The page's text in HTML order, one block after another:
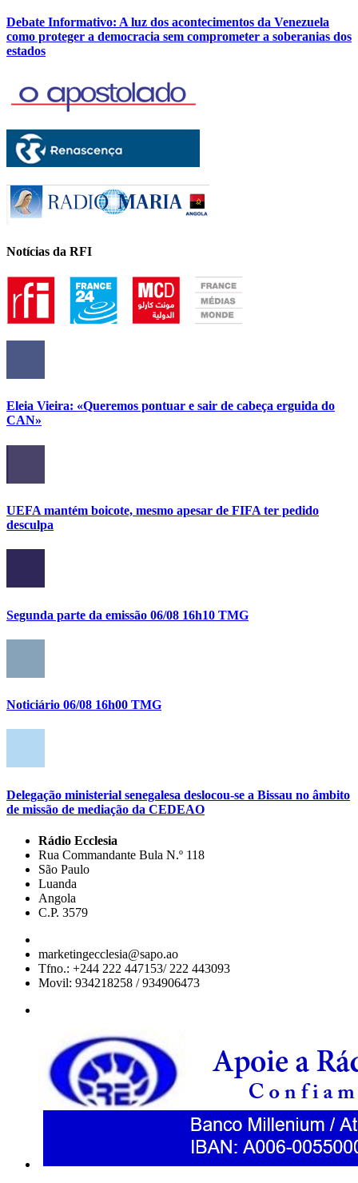
Debate Informativo: A luz dos acontecimentos da Venezuela
como proteger a democracia sem comprometer a soberanias dos
estados
Notícias da RFI
Eleia Vieira: «Queremos pontuar e sair de cabeça erguida do
CAN»
UEFA mantém boicote, mesmo apesar de FIFA ter pedido
desculpa
Segunda parte da emissão 06/08 16h10 TMG
Noticiário 06/08 16h00 TMG
Delegação ministerial senegalesa deslocou-se a Bissau no âmbito
de missão de mediação da CEDEAO
Rádio Ecclesia
Rua Commandante Bula N.º 118
São Paulo
Luanda
Angola
C.P. 3579
marketingecclesia@sapo.ao
Tfno.: +244 222 447153/ 222 443093
Movil: 934218258 / 934906473